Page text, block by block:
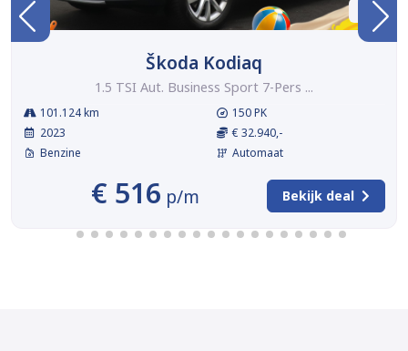
BTW
Škoda Kodiaq
1.5 TSI Aut. Business Sport 7-Pers ...
101.124 km
2023
Benzine
150 PK
€ 32.940,-
Automaat
€ 516 p/m Bekijk deal